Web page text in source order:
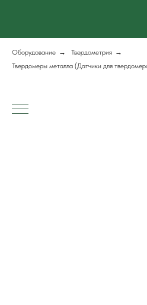
Оборудование → Твердометрия →
Твердомеры металла (Датчики для